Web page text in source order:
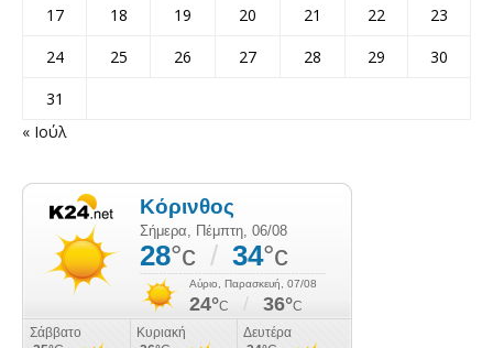
17
18 19 20 21 22
23
24
25 26 27 28 29
30
31
« Ιούλ